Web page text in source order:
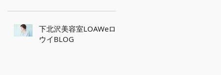
下北沢美容室LOAWeロ
ウイBLOG